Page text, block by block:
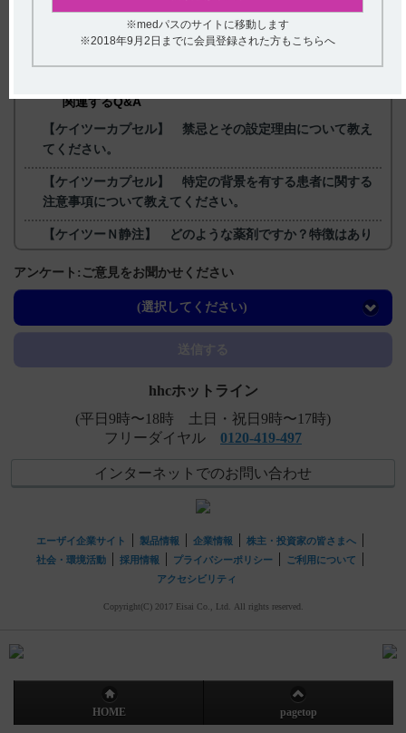
戻る
関連するQ&A
【ケイツーカプセル】 禁忌とその設定理由について教え
てください。
【ケイツーカプセル】 特定の背景を有する患者に関する
注意事項について教えてください。
【ケイツーＮ静注】 どのような薬剤ですか？特徴はあり
【コスパノン】 薬効薬理について教えてください。
【ケイツーシロップ】 副作用について教えてください。
アンケート:ご意見をお聞かせください
(選択してください)
※medパスのサイトに移動します
※2018年9月2日までに会員登録された方もこちらへ
hhcホットライン
(平日9時〜18時 土日・祝日9時〜17時)
フリーダイヤル 0120-419-497
インターネットでのお問い合わせ
エーザイ企業サイト 製品情報 企業情報
株主・投資家の皆さまへ
社会・環境活動
採用情報 プライバシーポリシー
ご利用について
アクセシビリティ
Copyright(C) 2017 Eisai Co., Ltd. All rights reserved.
HOME pagetop